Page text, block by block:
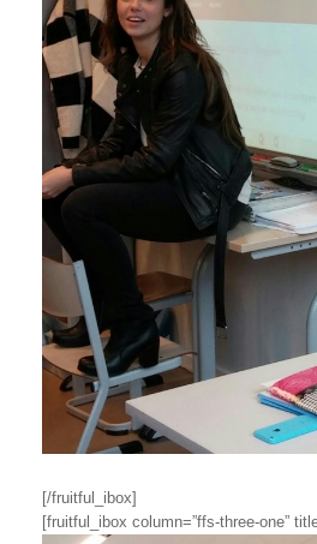
[/fruitful_ibox]
[fruitful_ibox column=”ffs-three-one”